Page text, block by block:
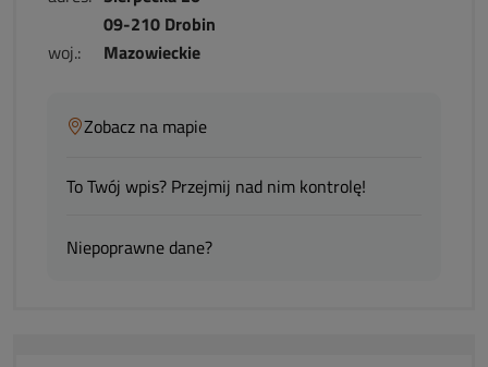
09-210 Drobin
woj.:
Mazowieckie
Zobacz na mapie
To Twój wpis? Przejmij nad nim kontrolę!
Niepoprawne dane?